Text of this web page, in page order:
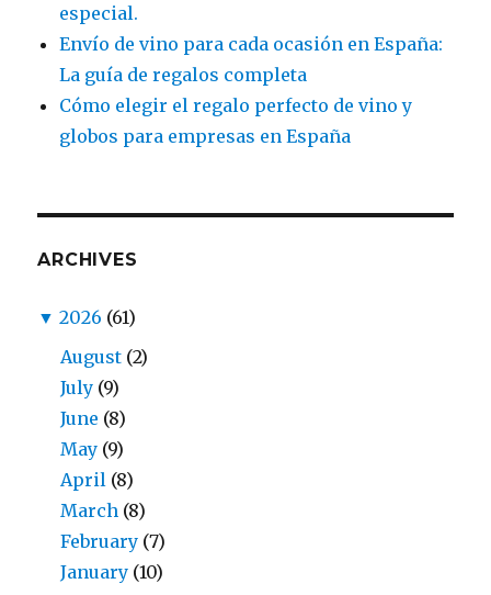
especial.
Envío de vino para cada ocasión en España:
La guía de regalos completa
Cómo elegir el regalo perfecto de vino y
globos para empresas en España
ARCHIVES
▼ 2026 (61)
August (2)
July (9)
June (8)
May (9)
April (8)
March (8)
February (7)
January (10)